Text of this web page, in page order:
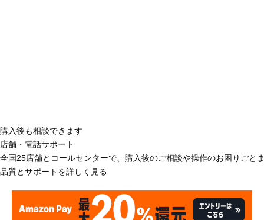
購入後も相談できます
店舗・電話サポート
全国25店舗とコールセンターで、購入後のご相談や操作のお困りごと
品質とサポートを詳しく見る